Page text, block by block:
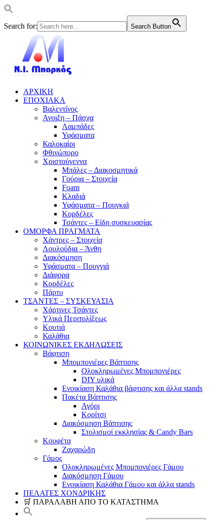
Search for: Search Button
ΑΡΧΙΚΗ
ΕΠΟΧΙΑΚΑ
Βαλεντίνος
Ανοιξη – Πάσχα
Λαμπάδες
Υφάσματα
Καλοκαίρι
Φθινώπορο
Χριστούγεννα
Μπάλες – Διακοσμητικά
Γούρια – Στοιχεία
Foam
Κλαδιά
Υφάσματα – Πουγκιά
Κορδέλες
Τσάντες – Είδη συσκευασίας
ΟΜΟΡΦΑ ΠΡΑΓΜΑΤΑ
Χάντρες – Στοιχεία
Λουλούδια – Άνθη
Διακόσμηση
Υφάσματα – Πουγγιά
Διάφορα
Κορδέλες
Πάρτυ
ΤΣΑΝΤΕΣ – ΣΥΣΚΕΥΑΣΙΑ
Χάρτινες Τσάντες
Υλικά Περιτυλίξεως
Κουτιά
Καλάθια
ΚΟΙΝΩΝΙΚΕΣ ΕΚΔΗΛΩΣΕΙΣ
Βάφτιση
Μπομπονιέρες Βάπτισης
Ολοκληρωμένες Μπομπονιέρες
DIY υλικά
Ενοικίαση Καλάθια βάφτισης και άλλα stands
Πακέτα Βάπτισης
Αγόρι
Κορίτσι
Διακόσμηση Βάπτισης
Στολισμοί εκκλησίας & Candy Bars
Κουφέτα
Ζαχαρώδη
Γάμος
Ολοκληρωμένες Μπομπονιέρες Γάμου
Διακόσμηση Γάμου
Ενοικίαση Καλάθια Γάμου και άλλα stands
ΠΕΛΑΤΕΣ ΧΟΝΔΡΙΚΗΣ
🛒 ΠΑΡΑΛΑΒΗ ΑΠΟ ΤΟ ΚΑΤΑΣΤΗΜΑ